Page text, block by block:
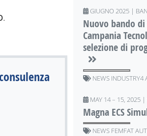
.
GIUGNO 2025 |
Nuovo bando
Campania
selezione di
NEWS INDUSTRY4
MAY 14 – 15, 2025 |
Magna ​​​​​​​ECS
NEWS FEMFAT